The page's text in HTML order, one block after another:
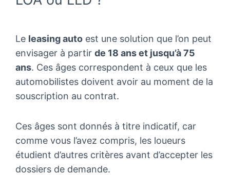
Le leasing auto est une solution que l’on peut
envisager à partir de 18 ans et jusqu’à 75
ans. Ces âges correspondent à ceux que les
automobilistes doivent avoir au moment de la
souscription au contrat.
Ces âges sont donnés à titre indicatif, car
comme vous l’avez compris, les loueurs
étudient d’autres critères avant d’accepter les
dossiers de demande.